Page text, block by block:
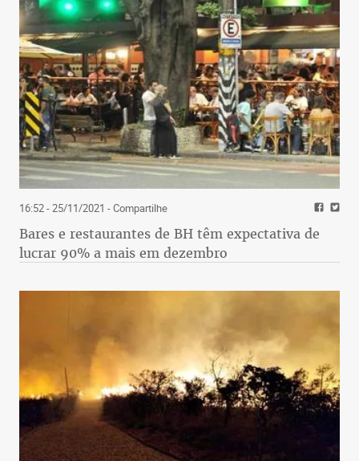
16:52 - 25/11/2021 - Compartilhe
Bares e restaurantes de BH têm expectativa de
lucrar 90% a mais em dezembro